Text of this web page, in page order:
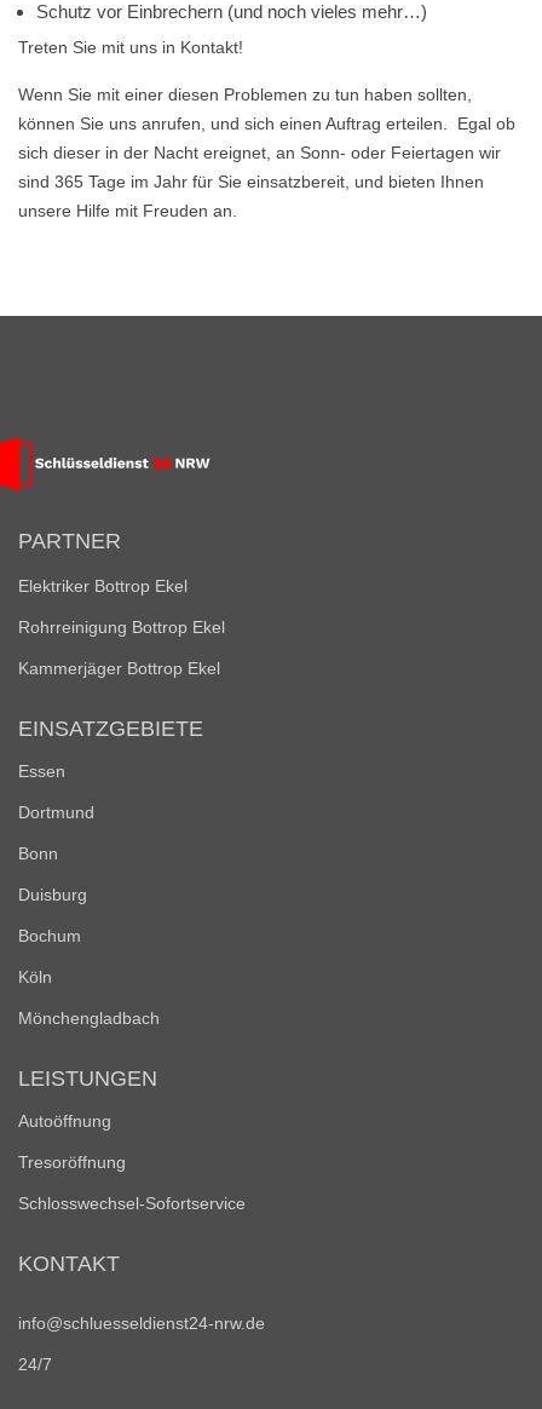
Schutz vor Einbrechern (und noch vieles mehr…)
Treten Sie mit uns in Kontakt!
Wenn Sie mit einer diesen Problemen zu tun haben sollten,
können Sie uns anrufen, und sich einen Auftrag erteilen. Egal ob
sich dieser in der Nacht ereignet, an Sonn- oder Feiertagen wir
sind 365 Tage im Jahr für Sie einsatzbereit, und bieten Ihnen
unsere Hilfe mit Freuden an.
PARTNER
Elektriker Bottrop Ekel
Rohrreinigung Bottrop Ekel
Kammerjäger Bottrop Ekel
EINSATZGEBIETE
Essen
Dortmund
Bonn
Duisburg
Bochum
Köln
Mönchengladbach
LEISTUNGEN
Autoöffnung
Tresoröffnung
Schlosswechsel-Sofortservice
KONTAKT
info@schluesseldienst24-nrw.de
24/7